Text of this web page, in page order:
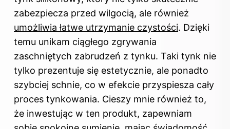
zabezpiecza przed wilgocią, ale również
umożliwia łatwe utrzymanie czystości. Dzięki
temu unikam ciągłego zgrywania
zaschniętych zabrudzeń z tynku. Taki tynk nie
tylko prezentuje się estetycznie, ale ponadto
szybciej schnie, co w efekcie przyspiesza cały
proces tynkowania. Cieszy mnie również to,
że inwestując w ten produkt, zapewniam